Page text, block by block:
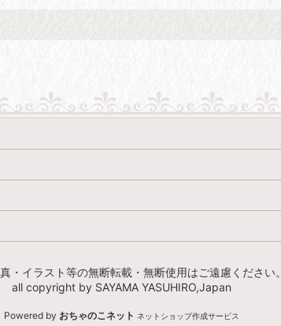
・イラスト等の無断転載・無断使用はご遠慮ください。
all copyright by SAYAMA YASUHIRO,Japan
Powered by おちゃのこネット ネットショップ作成サービス